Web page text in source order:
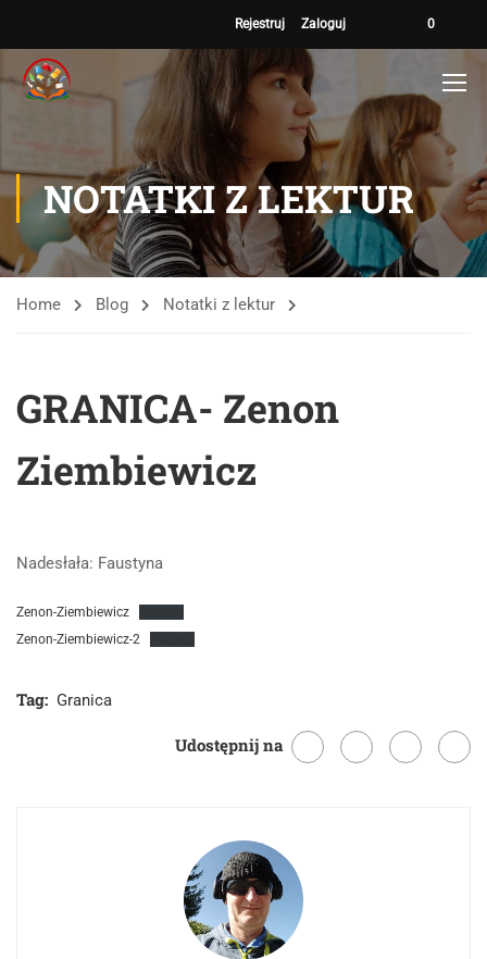
Rejestruj Zaloguj 0
NOTATKI Z LEKTUR
Home Blog Notatki z lektur
GRANICA- Zenon
Ziembiewicz
Nadesłała: Faustyna
Zenon-Ziembiewicz
Zenon-Ziembiewicz-2
Tag: Granica
Udostępnij na